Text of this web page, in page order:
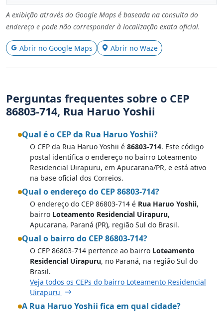
A exibição através do Google Maps é baseada na consulta do
endereço e pode não corresponder à localização exata oficial.
Abrir no Google Maps Abrir no Waze
Perguntas frequentes sobre o CEP
86803-714, Rua Haruo Yoshii
Qual é o CEP da Rua Haruo Yoshii?
O CEP da Rua Haruo Yoshii é 86803-714. Este código
postal identifica o endereço no bairro Loteamento
Residencial Uirapuru, em Apucarana/PR, e está ativo
na base oficial dos Correios.
Qual o endereço do CEP 86803-714?
O endereço do CEP 86803-714 é Rua Haruo Yoshii,
bairro Loteamento Residencial Uirapuru,
Apucarana, Paraná (PR), região Sul do Brasil.
Qual o bairro do CEP 86803-714?
O CEP 86803-714 pertence ao bairro Loteamento
Residencial Uirapuru, no Paraná, na região Sul do
Brasil.
Veja todos os CEPs do bairro Loteamento Residencial
Uirapuru
A Rua Haruo Yoshii fica em qual cidade?